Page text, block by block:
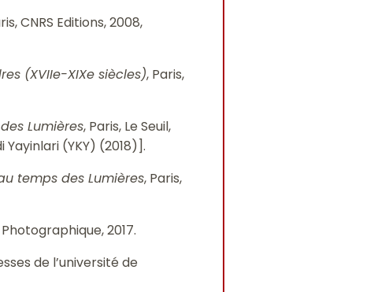
CNRS Editions, 2008,
(XVIIe-XIXe siècles), Paris,
Lumières, Paris, Le Seuil,
(YKY) (2018)].
temps des Lumières, Paris,
2017.
de l’université de